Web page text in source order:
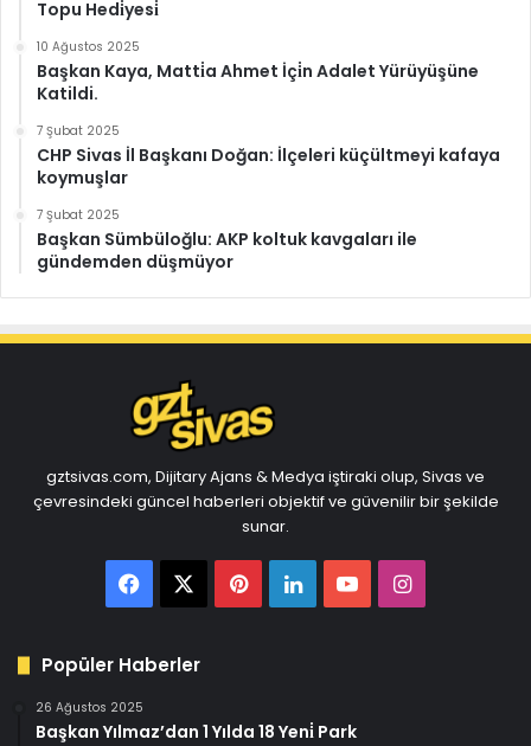
Topu Hedi̇yesi̇
10 Ağustos 2025
Başkan Kaya, Matti̇a Ahmet İçi̇n Adalet Yürüyüşüne
Katildi.
7 Şubat 2025
CHP Sivas İl Başkanı Doğan: İlçeleri küçültmeyi kafaya
koymuşlar
7 Şubat 2025
Başkan Sümbüloğlu: AKP koltuk kavgaları ile
gündemden düşmüyor
gztsivas.com, Dijitary Ajans & Medya iştiraki olup, Sivas ve
çevresindeki güncel haberleri objektif ve güvenilir bir şekilde
sunar.
FacebookPinterest
LinkedInYouTubeInstagram
Popüler Haberler
26 Ağustos 2025
Başkan Yılmaz’dan 1 Yılda 18 Yeni̇ Park